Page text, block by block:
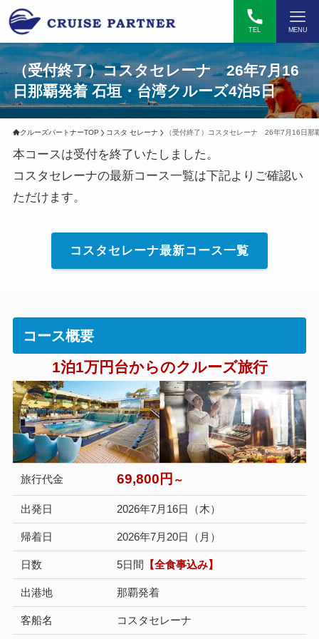
TEL MENU
（受付終了）コスタセレーナ 26年7月16
日那覇発着 石垣・台湾クルーズ4泊5日
クルーズパートナーTOP コスタ セレーナ （受付終了）コスタセレーナ 26年7月16日那
本コースは受付を終了いたしました。
コスタセレーナの最新コース一覧は下記よりご確認い
ただけます。
コスタセレーナ最新コース一覧
コース概要
1泊1万円台からのクルーズ旅行
旅行代金 69,800円 ～
出発日 2026年7月16日（木）
帰着日 2026年7月20日（月）
日数 5日間 【全食事込み】
出港地 那覇発着
客船名 コスタセレーナ